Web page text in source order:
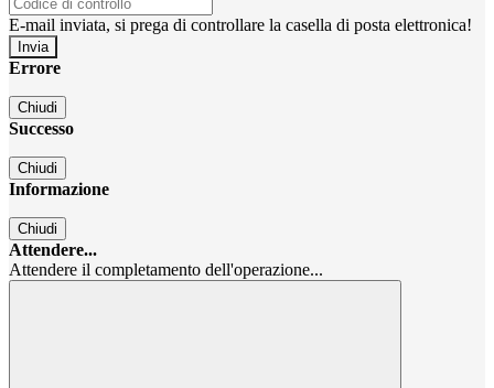
E-mail inviata, si prega di controllare la casella di posta elettronica!
Errore
Chiudi
Successo
Chiudi
Informazione
Chiudi
Attendere...
Attendere il completamento dell'operazione...